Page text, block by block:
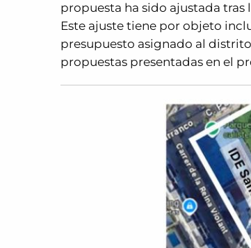
propuesta ha sido ajustada
Este ajuste tiene por objeto
presupuesto asignado al
propuestas presentadas en el